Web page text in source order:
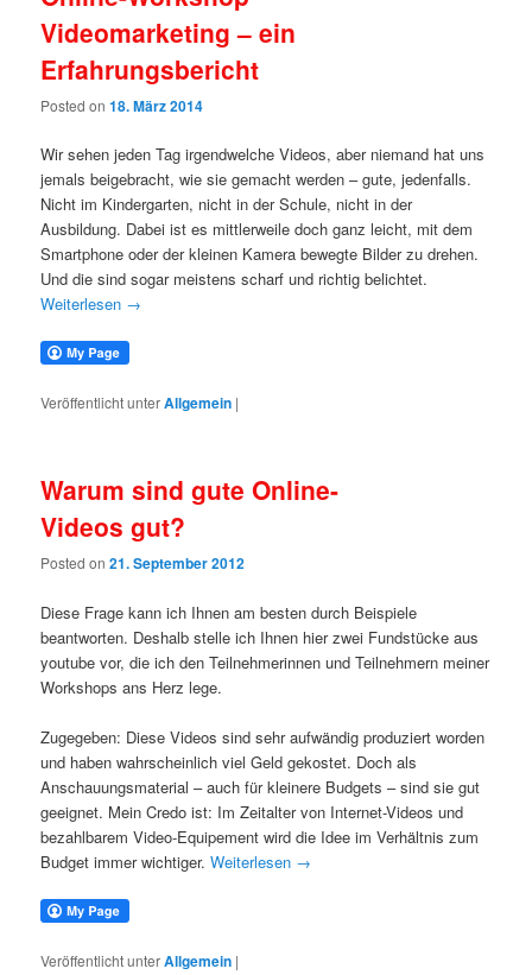
Videomarketing – ein
Erfahrungsbericht
Posted on18. März 2014
Wir sehen jeden Tag irgendwelche Videos, aber niemand hat uns
jemals beigebracht, wie sie gemacht werden – gute, jedenfalls.
Nicht im Kindergarten, nicht in der Schule, nicht in der
Ausbildung. Dabei ist es mittlerweile doch ganz leicht, mit dem
Smartphone oder der kleinen Kamera bewegte Bilder zu drehen.
Und die sind sogar meistens scharf und richtig belichtet.
Weiterlesen →
Veröffentlicht unterAllgemein |
Warum sind gute Online-
Videos gut?
Posted on21. September 2012
Diese Frage kann ich Ihnen am besten durch Beispiele
beantworten. Deshalb stelle ich Ihnen hier zwei Fundstücke aus
youtube vor, die ich den Teilnehmerinnen und Teilnehmern meiner
Workshops ans Herz lege.
Zugegeben: Diese Videos sind sehr aufwändig produziert worden
und haben wahrscheinlich viel Geld gekostet. Doch als
Anschauungsmaterial – auch für kleinere Budgets – sind sie gut
geeignet. Mein Credo ist: Im Zeitalter von Internet-Videos und
bezahlbarem Video-Equipement wird die Idee im Verhältnis zum
Budget immer wichtiger.Weiterlesen →
Veröffentlicht unterAllgemein |